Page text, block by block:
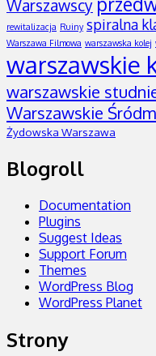
Warszawscy
rewitalizacja Ruiny spiralna
Warszawa Filmowa warszawska kolej
warszawskie
warszawskie
Warszawskie
Żydowska Warszawa
Blogroll
Documentation
Plugins
Suggest Ideas
Support Forum
Themes
WordPress Blog
WordPress Planet
Strony